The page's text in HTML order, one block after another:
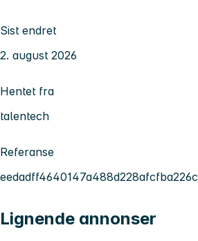
Sist endret
2. august 2026
Hentet fra
talentech
Referanse
eedadff4640147a488d228afcfba226c
Lignende annonser